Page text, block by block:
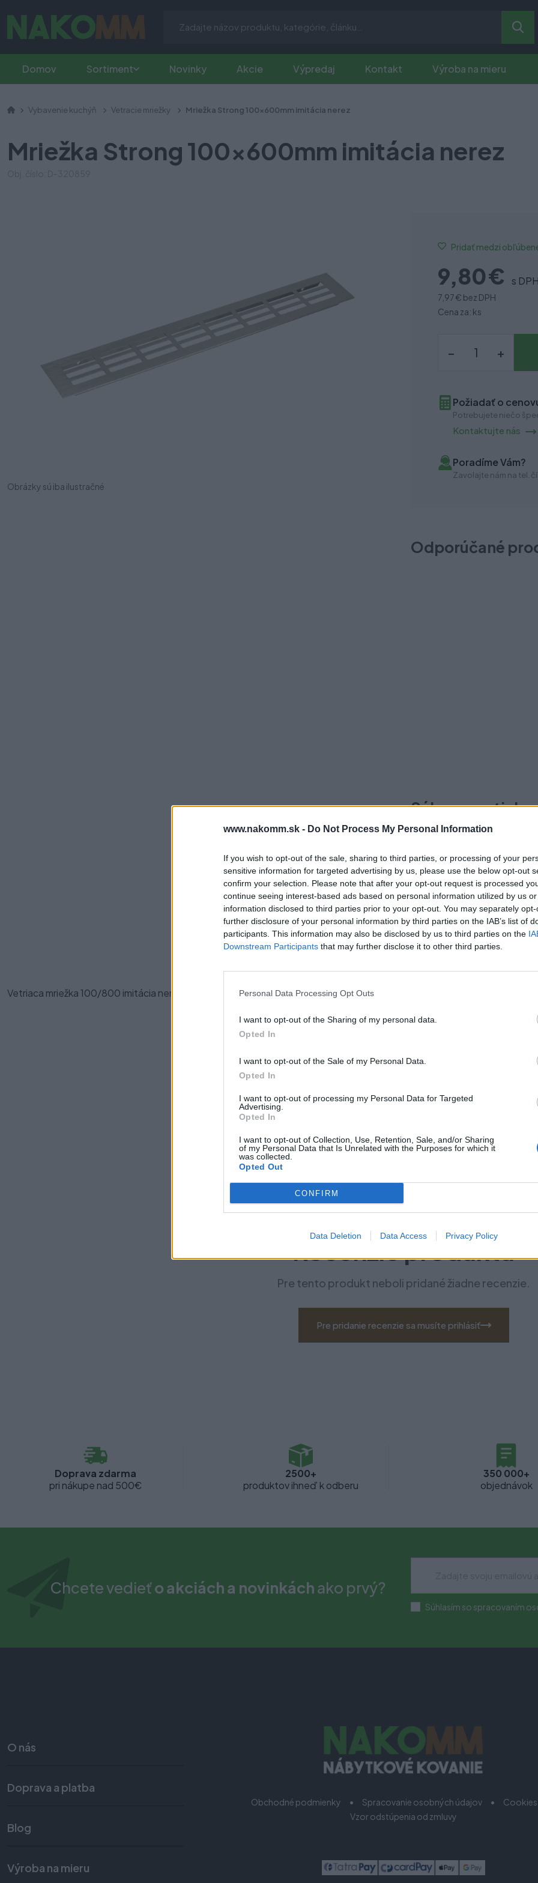
www.nakomm.sk - Do Not Process My Personal Information
If you wish to opt-out of the sale, sharing to third parties, or processing of your
sensitive information for targeted advertising by us, please use the below opt-out
confirm your selection. Please note that after your opt-out request is processed
continue seeing interest-based ads based on personal information utilized by us
information disclosed to third parties prior to your opt-out. You may separately
further disclosure of your personal information by third parties on the IAB’s list of
participants. This information may also be disclosed by us to third parties on the
Downstream Participants that may further disclose it to other third parties.
Personal Data Processing Opt Outs
I want to opt-out of the Sharing of my personal data.
Opted In
I want to opt-out of the Sale of my Personal Data.
Opted In
I want to opt-out of processing my Personal Data for Targeted
Advertising.
Opted In
I want to opt-out of Collection, Use, Retention, Sale, and/or Sharing
of my Personal Data that Is Unrelated with the Purposes for which it
was collected.
Opted Out
CONFIRM
Data Deletion Data Access Privacy Policy
Domov Sortiment Novinky Akcie Výpredaj Kontakt Výroba na mieru
Vybavenie kuchýň Vetracie mriežky Mriežka Strong 100x600mm imitácia nerez
Mriežka Strong 100x600mm imitácia nerez
Obrázky sú iba ilustračné
Pridať medzi
9,80 € s DPH
7,97 € bez DPH
Cena za: ks
– +
Požiadať o
Potrebujete niečo
Kontaktujte nás
Poradíme Vám?
Zavolajte nám na tel.
Odporúčané
Súbory na
Prečo si vybrať tento
Vetriaca mriežka 100/800 imitácia nerez.
Recenzie produktu
Pre tento produkt neboli pridané žiadne recenzie.
Pre pridanie recenzie sa musíte prihlásiť
Doprava zdarma
pri nákupe nad 500€
2500+
produktov ihneď k odberu
350 000+
objednávok
Chcete vedieťo akciách a novinkáchako prvý?
Súhlasím so spracovaním
O nás
Doprava a platba
Blog
Výroba na mieru
Obchodné podmienky Spracovanie osobných údajov
Cookies
Vzor odstúpenia od zmluvy